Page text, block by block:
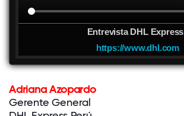
Entrevista DHL Express
https://www.dhl.com
Adriana Azopardo
Gerente General